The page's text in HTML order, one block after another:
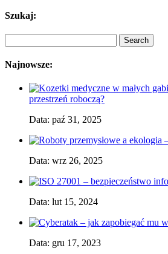
Szukaj:
Najnowsze:
przestrzeń roboczą?
Data: paź 31, 2025
Data: wrz 26, 2025
Data: lut 15, 2024
Data: gru 17, 2023